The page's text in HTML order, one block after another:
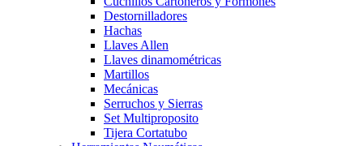
Destornilladores
Hachas
Llaves Allen
Llaves dinamométricas
Martillos
Mecánicas
Serruchos y Sierras
Set Multiproposito
Tijera Cortatubo